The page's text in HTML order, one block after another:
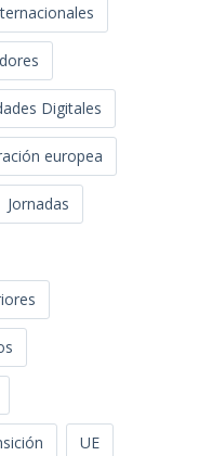
Digitales
europea
Jornadas
UE